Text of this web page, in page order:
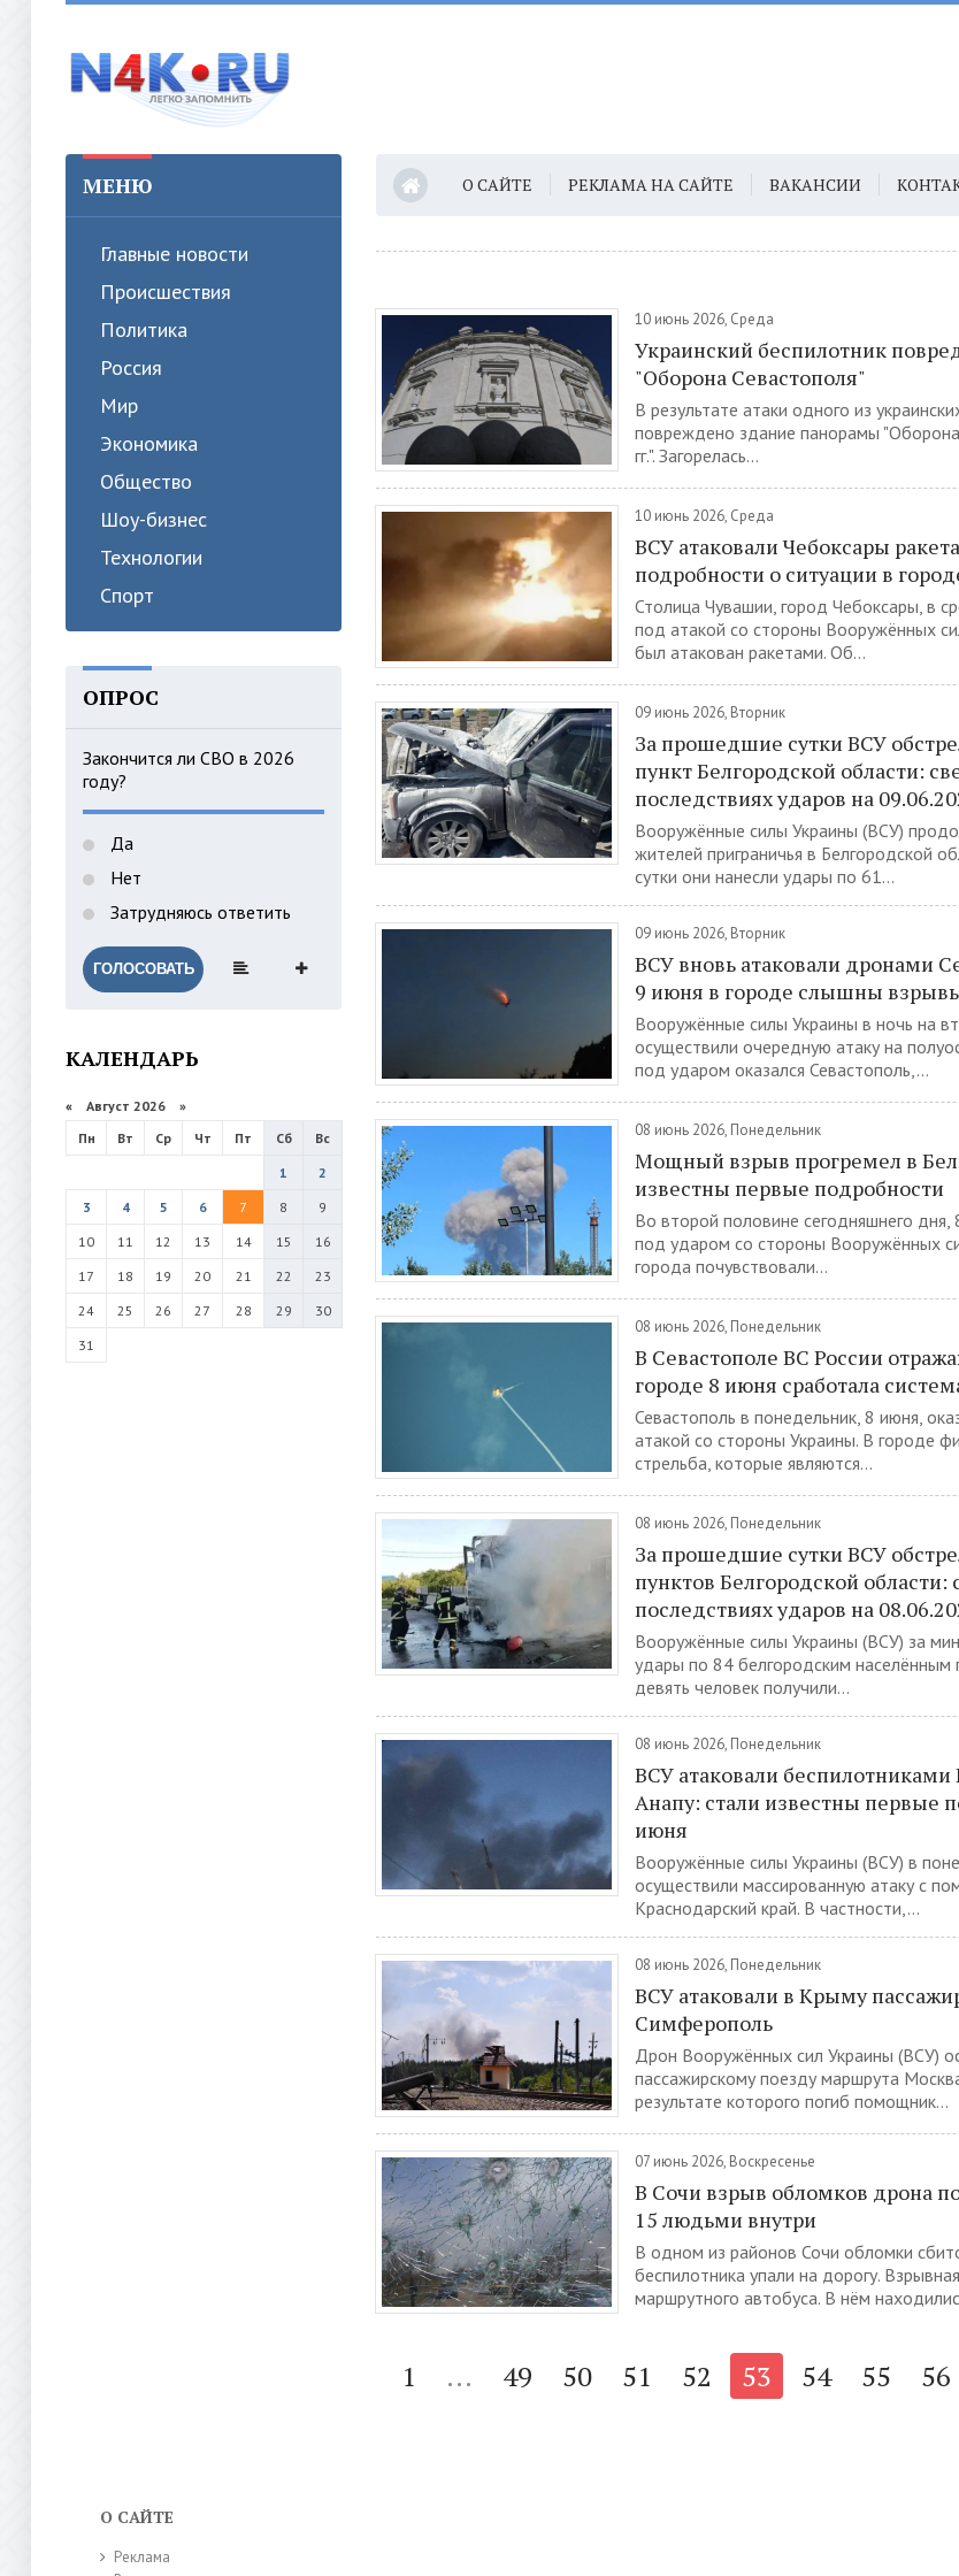
МЕНЮ
Главные новости
Происшествия
Политика
Россия
Мир
Экономика
Общество
Шоу-бизнес
Технологии
Спорт
ОПРОС
Закончится ли СВО в 2026
году?
Да
Нет
Затрудняюсь ответить
ГОЛОСОВАТЬ
КАЛЕНДАРЬ
« Август 2026 »
Пн
Вт Ср Чт Пт Сб
Вс
1
2
3
4 5 6 7 8
9
10
11 12 13 14 15
16
17
18 19 20 21 22
23
24
25 26 27 28 29
30
31
О САЙТЕ РЕКЛАМА НА САЙТЕ ВАКАНСИИ
10 июнь 2026, Среда
Украинский беспилотник
"Оборона Севастополя"
В результате атаки одного из
повреждено здание панорамы
гг.". Загорелась...
10 июнь 2026, Среда
ВСУ атаковали Чебоксары
подробности о ситуации в
Столица Чувашии, город Чебоксары, в
под атакой со стороны Вооружённых
был атакован ракетами. Об...
09 июнь 2026, Вторник
За прошедшие сутки ВСУ
пункт Белгородской области:
последствиях ударов на
Вооружённые силы Украины (ВСУ)
жителей приграничья в Белгородской
сутки они нанесли удары по 61...
09 июнь 2026, Вторник
ВСУ вновь атаковали дронами
9 июня в городе слышны
Вооружённые силы Украины в ночь на
осуществили очередную атаку на
под ударом оказался Севастополь,...
08 июнь 2026, Понедельник
Мощный взрыв прогремел в
известны первые подробности
Во второй половине сегодняшнего дня,
под ударом со стороны Вооружённых
города почувствовали...
08 июнь 2026, Понедельник
В Севастополе ВС России
городе 8 июня сработала
Севастополь в понедельник, 8 июня,
атакой со стороны Украины. В городе
стрельба, которые являются...
08 июнь 2026, Понедельник
За прошедшие сутки ВСУ
пунктов Белгородской
последствиях ударов на
Вооружённые силы Украины (ВСУ) за
удары по 84 белгородским населённым
девять человек получили...
08 июнь 2026, Понедельник
ВСУ атаковали беспилотниками
Анапу: стали известны первые
июня
Вооружённые силы Украины (ВСУ) в
осуществили массированную атаку с
Краснодарский край. В частности,...
08 июнь 2026, Понедельник
ВСУ атаковали в Крыму
Симферополь
Дрон Вооружённых сил Украины (ВСУ)
пассажирскому поезду маршрута
результате которого погиб помощник...
07 июнь 2026, Воскресенье
В Сочи взрыв обломков дрона
15 людьми внутри
В одном из районов Сочи обломки
беспилотника упали на дорогу.
маршрутного автобуса. В нём
1 ... 49 50 51 52 53 54 55 56
О САЙТЕ
Реклама